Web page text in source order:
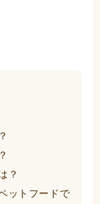
？
ットフードで